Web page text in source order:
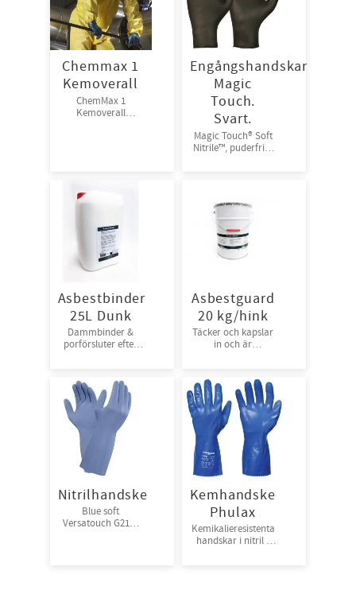
Chemmax 1
Kemoverall
ChemMax 1
Kemoverall
giftiga kemikalier.
Engångshandskar
Magic
Touch.
Svart.
Magic Touch® Soft
Nitrile™, puderfria.
Asbestbinder
25L Dunk
Dammbinder &
porförsluter efter
Asbestguard
20 kg/hink
Täcker och kapslar
in och är
Nitrilhandske
Blue soft
Versatouch G21B.
Kemhandske
Phulax
Kemikalieresistenta
handskar i nitril •